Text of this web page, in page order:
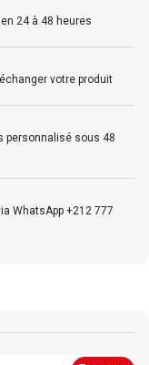
24 à 48 heures
votre produit
personnalisé sous 48
WhatsApp +212 777